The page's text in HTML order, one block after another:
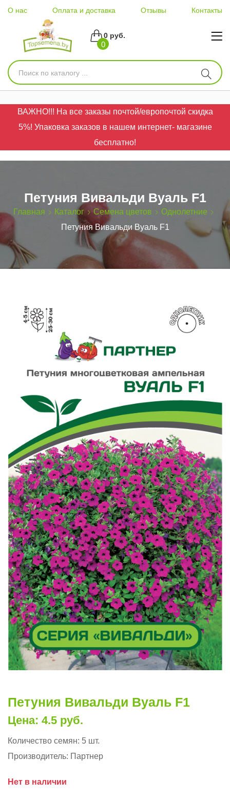
О нас Оплата и доставка Отзывы Контакты
0
0 руб.
ВАЖНО!!! На все заказы почтой/европочтой скидка
5%! Упаковка заказов в нашем интернет- магазине
бесплатно!
Петуния Вивальди Вуаль F1
Главная Каталог Семена цветов
Однолетние
Петуния Вивальди Вуаль F1
Петуния Вивальди Вуаль F1
Цена: 4.5 руб.
Количество семян: 5 шт.
Производитель: Партнер
Нет в наличии